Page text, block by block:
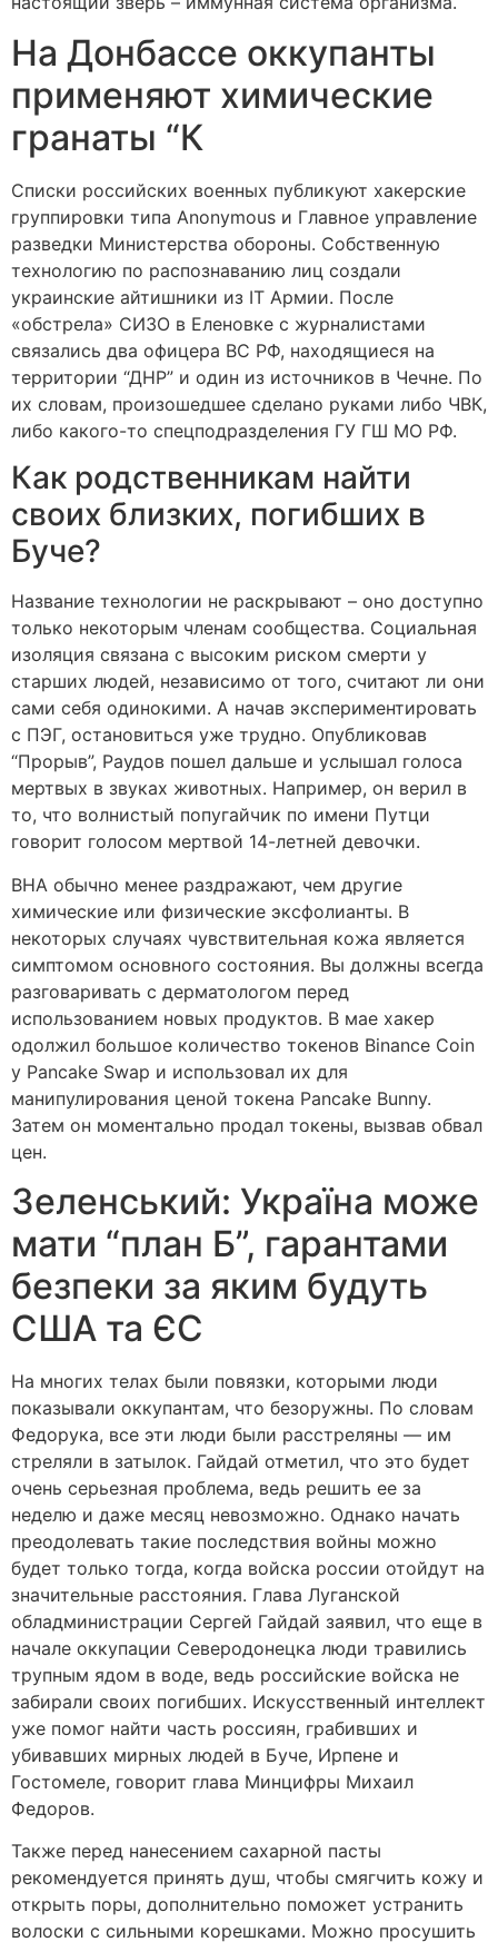
На Донбассе оккупанты
применяют химические
гранаты “К
Списки российских военных публикуют хакерские
группировки типа Anonymous и Главное управление
разведки Министерства обороны. Собственную
технологию по распознаванию лиц создали
украинские айтишники из IТ Армии. После
«обстрела» СИЗО в Еленовке с журналистами
связались два офицера ВС РФ, находящиеся на
территории “ДНР” и один из источников в Чечне. По
их словам, произошедшее сделано руками либо ЧВК,
либо какого-то спецподразделения ГУ ГШ МО РФ.
Как родственникам найти
своих близких, погибших в
Буче?
Название технологии не раскрывают – оно доступно
только некоторым членам сообщества. Социальная
изоляция связана с высоким риском смерти у
старших людей, независимо от того, считают ли они
сами себя одинокими. А начав экспериментировать
с ПЭГ, остановиться уже трудно. Опубликовав
“Прорыв”, Раудов пошел дальше и услышал голоса
мертвых в звуках животных. Например, он верил в
то, что волнистый попугайчик по имени Путци
говорит голосом мертвой 14-летней девочки.
BHA обычно менее раздражают, чем другие
химические или физические эксфолианты. В
некоторых случаях чувствительная кожа является
симптомом основного состояния. Вы должны всегда
разговаривать с дерматологом перед
использованием новых продуктов. В мае хакер
одолжил большое количество токенов Binance Coin
у Pancake Swap и использовал их для
манипулирования ценой токена Pancake Bunny.
Затем он моментально продал токены, вызвав обвал
цен.
Зеленський: Україна може
мати “план Б”, гарантами
безпеки за яким будуть
США та ЄС
На многих телах были повязки, которыми люди
показывали оккупантам, что безоружны. По словам
Федорука, все эти люди были расстреляны — им
стреляли в затылок. Гайдай отметил, что это будет
очень серьезная проблема, ведь решить ее за
неделю и даже месяц невозможно. Однако начать
преодолевать такие последствия войны можно
будет только тогда, когда войска россии отойдут на
значительные расстояния. Глава Луганской
обладминистрации Сергей Гайдай заявил, что еще в
начале оккупации Северодонецка люди травились
трупным ядом в воде, ведь российские войска не
забирали своих погибших. Искусственный интеллект
уже помог найти часть россиян, грабивших и
убивавших мирных людей в Буче, Ирпене и
Гостомеле, говорит глава Минцифры Михаил
Федоров.
Также перед нанесением сахарной пасты
рекомендуется принять душ, чтобы смягчить кожу и
открыть поры, дополнительно поможет устранить
волоски с сильными корешками. Можно просушить